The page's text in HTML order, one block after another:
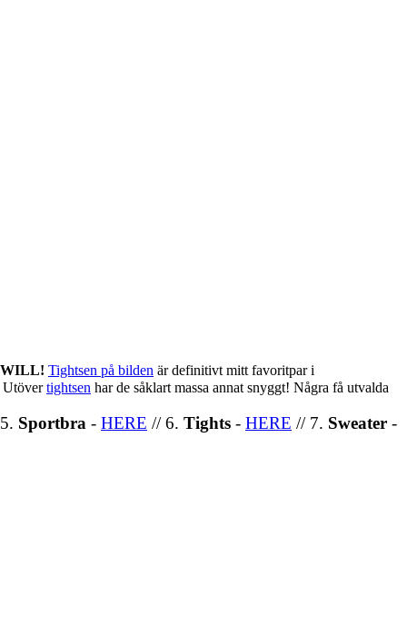
Tightsen på bilden är definitivt mitt favoritpar i
Utövertightsen har de såklart massa annat snyggt! Några få utvalda
Sportbra - HERE // 6. Tights - HERE // 7. Sweater -